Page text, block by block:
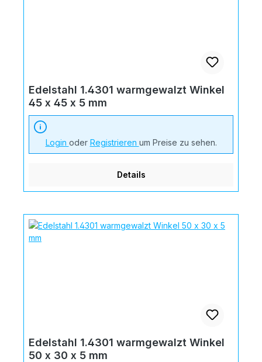
Edelstahl 1.4301 warmgewalzt Winkel
45 x 45 x 5 mm
Login oder Registrieren um Preise zu sehen.
Details
Edelstahl 1.4301 warmgewalzt Winkel
50 x 30 x 5 mm